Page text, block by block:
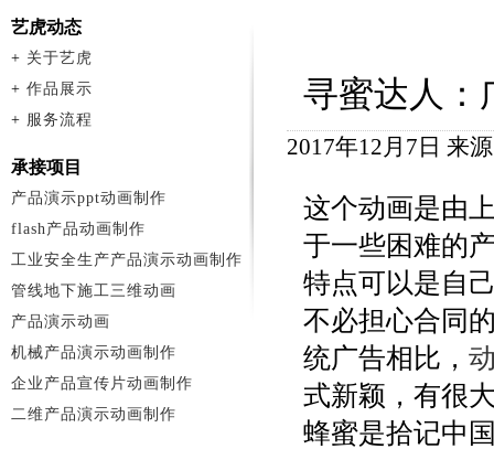
寻蜜达人：
2017年12月7日 来
这个动画是由
于一些困难的
特点可以是自
不必担心合同
统广告相比，
式新颖，有很
蜂蜜是拾记中
艺虎动态
+ 关于艺虎
+ 作品展示
+ 服务流程
承接项目
产品演示ppt动画制作
flash产品动画制作
工业安全生产产品演示动画制作
管线地下施工三维动画
产品演示动画
机械产品演示动画制作
企业产品宣传片动画制作
二维产品演示动画制作